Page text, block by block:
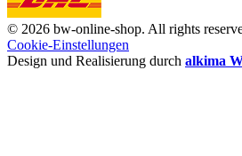
© 2026 bw-online-shop. All rights
Cookie-Einstellungen
Design und Realisierung durch alkima